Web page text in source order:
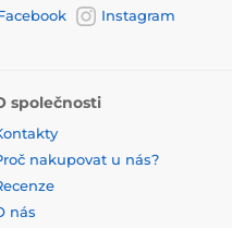
Instagram
společnosti
nakupovat u nás?
nás